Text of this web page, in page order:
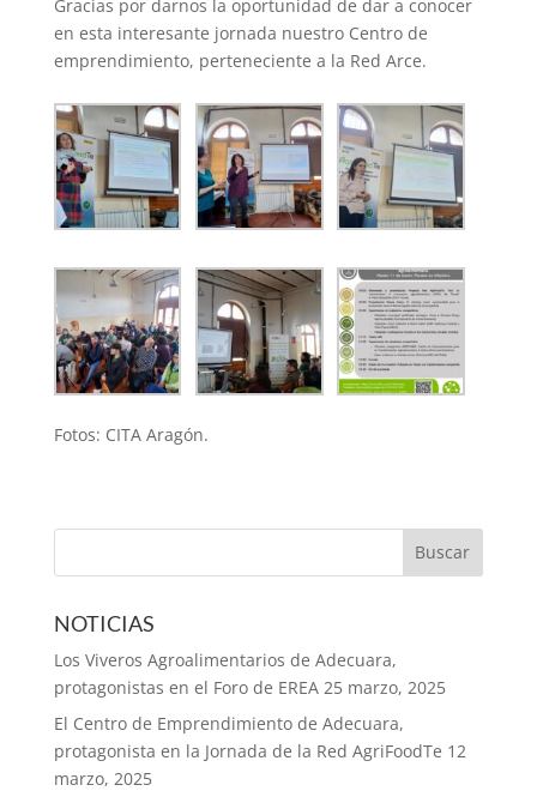
Gracias por darnos la oportunidad de dar a conocer
en esta interesante jornada nuestro Centro de
emprendimiento, perteneciente a la Red Arce.
Fotos: CITA Aragón.
NOTICIAS
Los Viveros Agroalimentarios de Adecuara,
protagonistas en el Foro de EREA 25 marzo, 2025
El Centro de Emprendimiento de Adecuara,
protagonista en la Jornada de la Red AgriFoodTe 12
marzo, 2025